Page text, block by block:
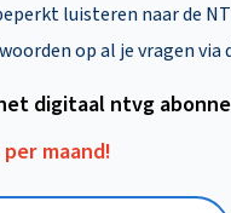
luisteren naar de
op al je vragen via
digitaal ntvg
per maand!